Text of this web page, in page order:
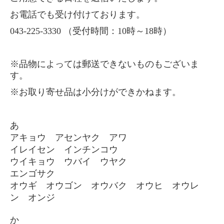
お電話でも受け付けております。
043-225-3330 （受付時間：10時～18時）
※品物によっては郵送できないものもございま
す。
※お取り寄せ品は小分けができかねます。
あ
アキョウ アセンヤク アワ
イレイセン インチンコウ
ウイキョウ ウバイ ウヤク
エンゴサク
オウギ オウゴン オウバク オウヒ オウレ
ン オンジ
か